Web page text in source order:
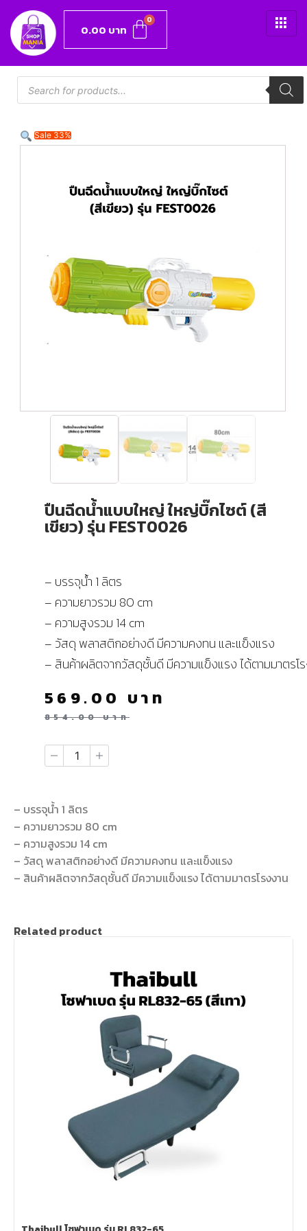
0.00 บาท
Sale 33%
ปืนฉีดน้ำแบบใหญ่ ใหญ่บิ๊กไซต์ (สี
เขียว) รุ่น FEST0026
– บรรจุน้ำ 1 ลิตร
– ความยาวรวม 80 cm
– ความสูงรวม 14 cm
– วัสดุ พลาสติกอย่างดี มีความคงทน และแข็งแรง
– สินค้าผลิตจากวัสดุชั้นดี มีความแข็งแรง ได้ตามมาตรโ
854.00บาท
569.00 บาท
– บรรจุน้ำ 1 ลิตร
– ความยาวรวม 80 cm
– ความสูงรวม 14 cm
– วัสดุ พลาสติกอย่างดี มีความคงทน และแข็งแรง
– สินค้าผลิตจากวัสดุชั้นดี มีความแข็งแรง ได้ตามมาตรโรงงาน
Related product